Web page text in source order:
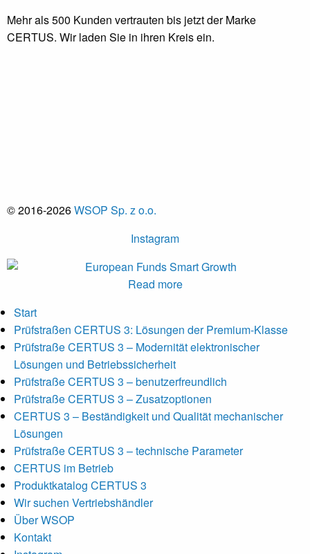
Mehr als 500 Kunden vertrauten bis jetzt der Marke
CERTUS. Wir laden Sie in ihren Kreis ein.
© 2016-2026WSOP Sp. z o.o.
Instagram
Read more
Start
Prüfstraßen CERTUS 3: Lösungen der Premium-Klasse
Prüfstraße CERTUS 3 – Modernität elektronischer
Lösungen und Betriebssicherheit
Prüfstraße CERTUS 3 – benutzerfreundlich
Prüfstraße CERTUS 3 – Zusatzoptionen
CERTUS 3 – Beständigkeit und Qualität mechanischer
Lösungen
Prüfstraße CERTUS 3 – technische Parameter
CERTUS im Betrieb
Produktkatalog CERTUS 3
Wir suchen Vertriebshändler
Über WSOP
Kontakt